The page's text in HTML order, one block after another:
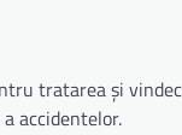
tratarea și
accidentelor.